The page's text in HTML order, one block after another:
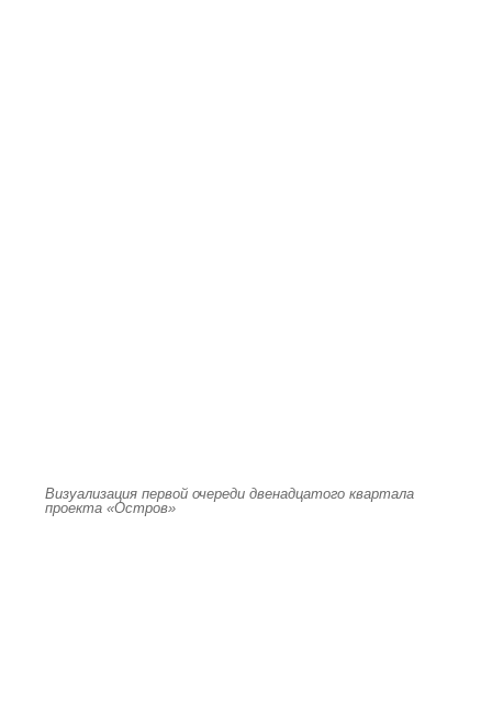
Визуализация первой очереди двенадцатого квартала
проекта «Остров»